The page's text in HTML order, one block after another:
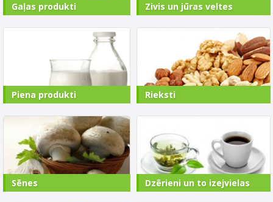
Gaļas produkti Zivis un jūras veltes
Piena produkti Rieksti
Sēnes Dzērieni un to izejvielas